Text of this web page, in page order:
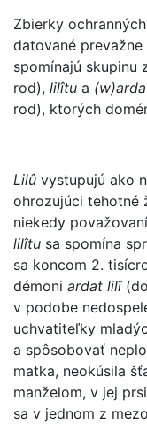
Zbierky
datované
spomínajú skupinu
rod), lilîtu a
rod), ktorých
Lilû vystupujú ako
ohrozujúci tehotné
niekedy
lilîtu sa spomína
sa koncom 2.
démoni ardat lilî
v podobe
uchvatiteľky
a spôsobovať
matka, neokúsila
manželom, v jej
sa v jednom z